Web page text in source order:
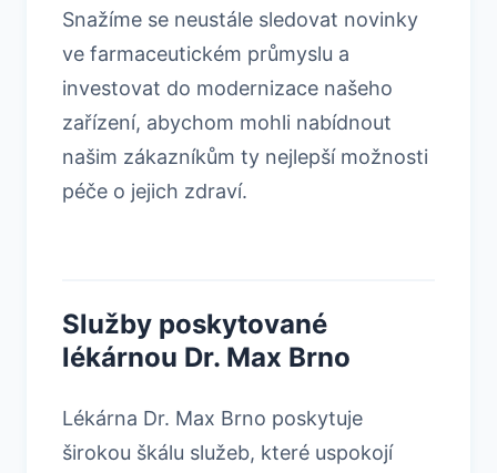
Snažíme se neustále sledovat novinky
ve farmaceutickém průmyslu a
investovat do modernizace našeho
zařízení, abychom mohli nabídnout
našim zákazníkům ty nejlepší možnosti
péče o jejich zdraví.
Služby poskytované
lékárnou Dr. Max Brno
Lékárna Dr. Max Brno poskytuje
širokou škálu služeb, které uspokojí